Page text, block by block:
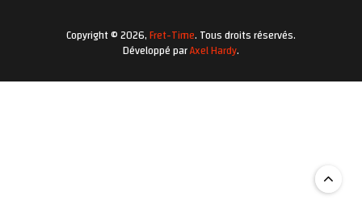
Copyright © 2026,Fret-Time. Tous droits réservés.
Développé parAxel Hardy.